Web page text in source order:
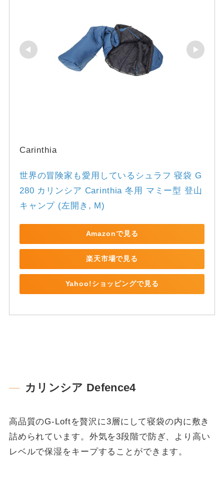
Carinthia
世界の冒険家も愛用しているシュラフ 寝袋 G
280 カリンシア Carinthia 冬用 マミー型 登山
キャンプ (左開き, M)
Amazonで見る
楽天市場で見る
Yahoo!ショッピングで見る
カリンシア Defence4
高品質のG-Loftを贅沢に3層にして寝袋の内に敷き
詰められています。外気を3段階で防ぎ、より高い
レベルで保湿をキープすることができます。